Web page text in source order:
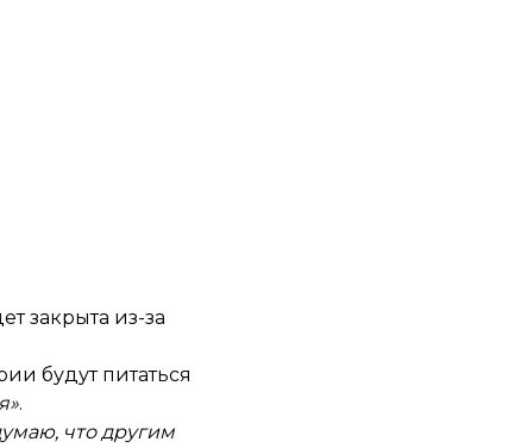
закрыта из-за
будут питаться
.
что другим